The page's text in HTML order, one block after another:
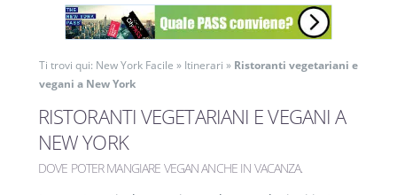
Ti trovi qui: New York Facile » Itinerari » Ristoranti vegetariani e
vegani a New York
RISTORANTI VEGETARIANI E VEGANI A
NEW YORK
DOVE POTER MANGIARE VEGAN ANCHE IN VACANZA.